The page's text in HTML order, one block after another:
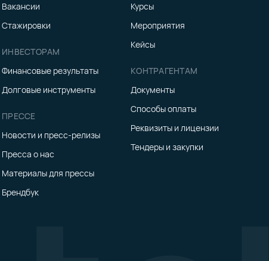
зависит от выбранного
и объем локального
на тикет или после
Вакансии
Стажировки
ИНВЕСТОРАМ
Финансовые результаты
Долговые инструменты
ПРЕССЕ
Новости и пресс-релизы
Пресса о нас
Материалы для прессы
Брендбук
Курсы
Мероприятия
Кейсы
КОНТРАГЕНТАМ
Документы
Способы оплаты
Реквизиты и лицензии
Тендеры и закупки